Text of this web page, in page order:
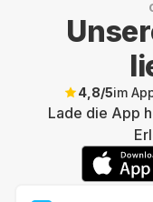
4,8/5im
Lade die App